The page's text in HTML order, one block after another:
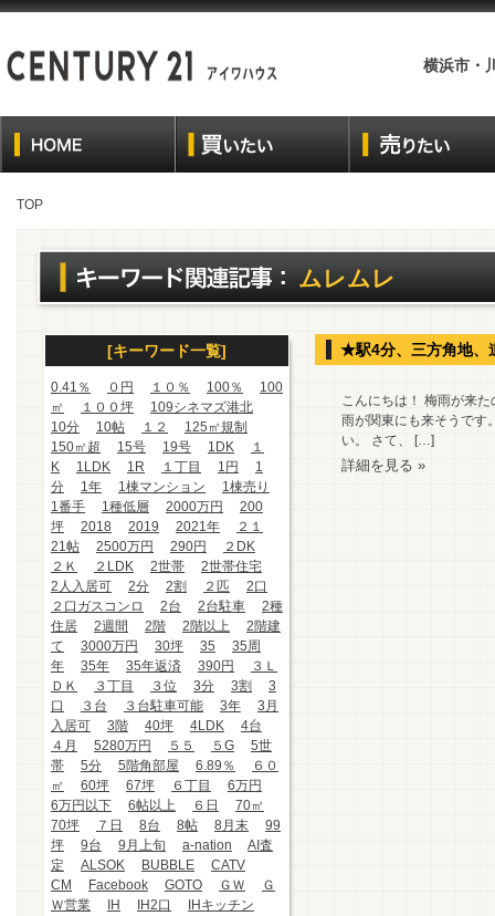
横浜市・
TOP
ムレムレ
[キーワード一覧]
0.41％ ０円 １０％ 100％
100
㎡
１００坪
109シネマズ港北
10分
10帖 １２
125㎡規制
150㎡超
15号 19号 1DK
１
K
1LDK 1R １丁目 1円
1
分
1年 1棟マンション
1棟売り
1番手
1種低層 2000万円
200
坪
2018 2019 2021年
２１
21帖
2500万円 290円
２DK
２Ｋ
２LDK 2世帯
2世帯住宅
2人入居可
2分 2割 ２匹
2口
２口ガスコンロ
2台 2台駐車
2種
住居
2週間 2階 2階以上
2階建
て
3000万円 30坪 35
35周
年
35年 35年返済 390円
３Ｌ
ＤＫ
３丁目 ３位 3分 3割
3
口
３台 ３台駐車可能 3年
3月
入居可
3階 40坪 4LDK
4台
４月
5280万円 ５５ ５G
5世
帯
5分 5階角部屋 6.89％
６０
㎡
60坪 67坪 ６丁目
6万円
6万円以下
6帖以上 ６日
70㎡
70坪
７日 8台 8帖 8月末
99
坪
9台 9月上旬 a-nation
AI査
定
ALSOK BUBBLE
CATV
CM
Facebook GOTO ＧＷ
Ｇ
Ｗ営業
IH IH2口
IHキッチン
★駅4分、三方角地、
こんにちは！ 梅雨が来
雨が関東にも来そうです
い。 さて、 […]
詳細を見る »